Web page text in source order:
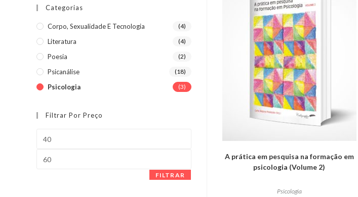
A prática em pesquisa na formação em
psicologia (Volume 2)
Psicologia
Categorias
Corpo, Sexualidade E Tecnologia (4)
Literatura (4)
Poesia (2)
Psicanálise (18)
Psicologia (3)
Filtrar Por Preço
mínimo
máximo
FILTRAR